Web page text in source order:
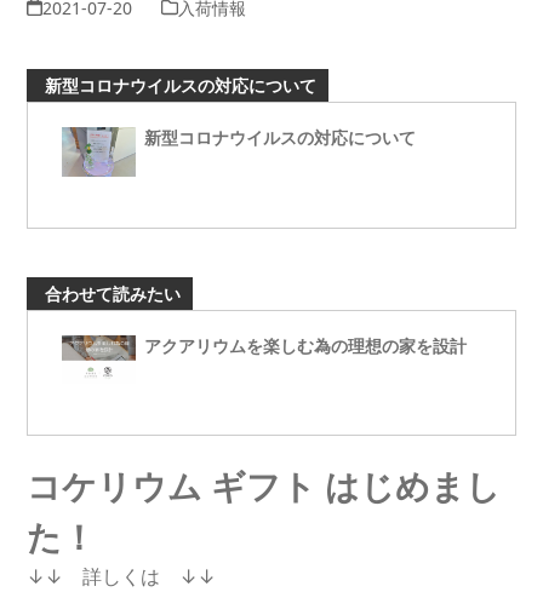
2021-07-20 入荷情報
新型コロナウイルスの対応について
新型コロナウイルスの対応について
合わせて読みたい
アクアリウムを楽しむ為の理想の家を設計
コケリウム ギフト はじめまし
た！
↓↓ 詳しくは ↓↓